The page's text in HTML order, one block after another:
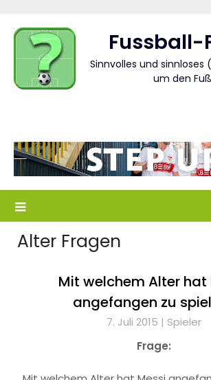
content
Fussball-
Sinnvolles und sinnloses
um den
Alter Fragen
Mit welchem Alter hat
angefangen zu
7. Juli 2015 | Spieler
Frage: